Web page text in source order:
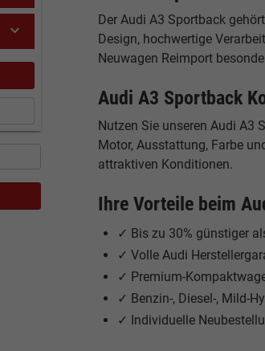
Der Audi A3 Sportback
Design, hochwertige
Neuwagen Reimport
Audi A3 Sportback
Nutzen Sie unseren Audi A3
Motor, Ausstattung, Farbe
attraktiven Konditionen.
Ihre Vorteile beim
✓ Bis zu 30% günstiger
✓ Volle Audi
✓ Premium-
✓ Benzin-, Diesel-, Mild-
✓ Individuelle